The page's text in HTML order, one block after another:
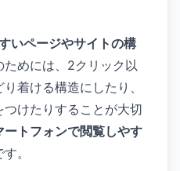
いページやサイトの構
ためには、2クリック以
着ける構造にしたり、
けたりすることが大切
ートフォンで閲覧しやす
。